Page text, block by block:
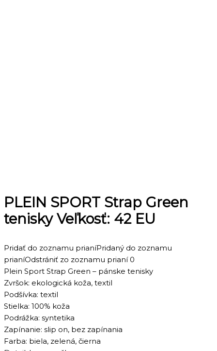
PLEIN SPORT Strap Green
tenisky Veľkosť: 42 EU
Pridať do zoznamu prianíPridaný do zoznamu
prianíOdstrániť zo zoznamu prianí 0
Plein Sport Strap Green – pánske tenisky
Zvršok: ekologická koža, textil
Podšívka: textil
Stielka: 100% koža
Podrážka: syntetika
Zapínanie: slip on, bez zapínania
Farba: biela, zelená, čierna